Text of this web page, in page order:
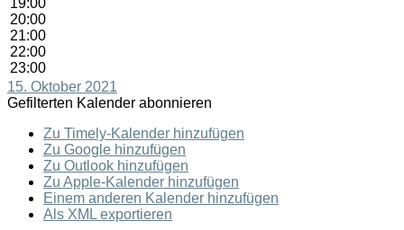
20:00
21:00
22:00
23:00
15. Oktober 2021
Gefilterten Kalender abonnieren
Zu Timely-Kalender hinzufügen
Zu Google hinzufügen
Zu Outlook hinzufügen
Zu Apple-Kalender hinzufügen
Einem anderen Kalender hinzufügen
Als XML exportieren